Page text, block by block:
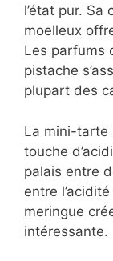
Certaines
leurs
gourmand
l’état pur.
moelleux
Les parfums
la pistache
la plupart